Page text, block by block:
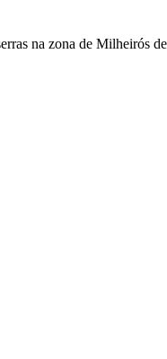
na zona de Milheirós